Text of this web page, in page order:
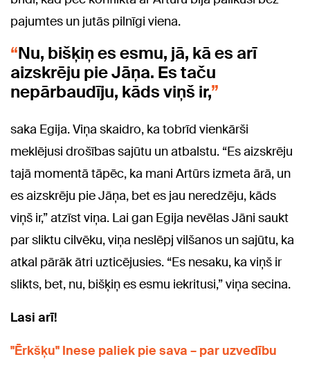
pajumtes un jutās pilnīgi viena.
Nu, bišķiņ es esmu, jā, kā es arī
aizskrēju pie Jāņa. Es taču
nepārbaudīju, kāds viņš ir,
saka Egija. Viņa skaidro, ka tobrīd vienkārši
meklējusi drošības sajūtu un atbalstu. “Es aizskrēju
tajā momentā tāpēc, ka mani Artūrs izmeta ārā, un
es aizskrēju pie Jāņa, bet es jau neredzēju, kāds
viņš ir,” atzīst viņa. Lai gan Egija nevēlas Jāni saukt
par sliktu cilvēku, viņa neslēpj vilšanos un sajūtu, ka
atkal pārāk ātri uzticējusies. “Es nesaku, ka viņš ir
slikts, bet, nu, bišķiņ es esmu iekritusi,” viņa secina.
Lasi arī!
"Ērkšķu" Inese paliek pie sava – par uzvedību